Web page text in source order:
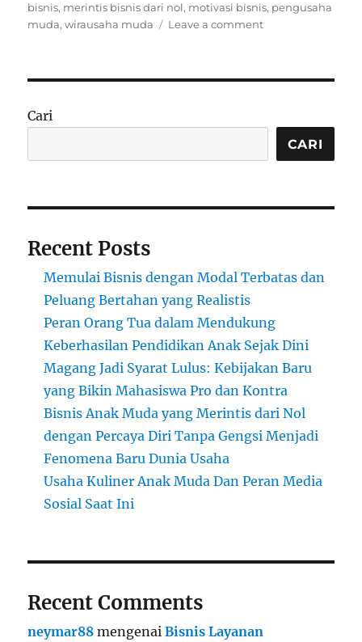
bisnis, merintis bisnis dari nol, motivasi bisnis, pengusaha
muda,wirausaha muda Leave a commenton
dari
dengan
Tanpa
Baru
Cari
CARI
Recent Posts
Memulai Bisnis dengan Modal Terbatas dan
Peluang Bertahan yang Realistis
Peran Orang Tua dalam Mendukung
Keberhasilan Pendidikan Anak Sejak Dini
Magang Jadi Syarat Lulus: Kebijakan Baru
yang Bikin Mahasiswa Pro dan Kontra
Bisnis Anak Muda yang Merintis dari Nol
dengan Percaya Diri Tanpa Gengsi Menjadi
Fenomena Baru Dunia Usaha
Usaha Kuliner Anak Muda Dan Peran Media
Sosial Saat Ini
Recent Comments
neymar88 mengenaiBisnis Layanan